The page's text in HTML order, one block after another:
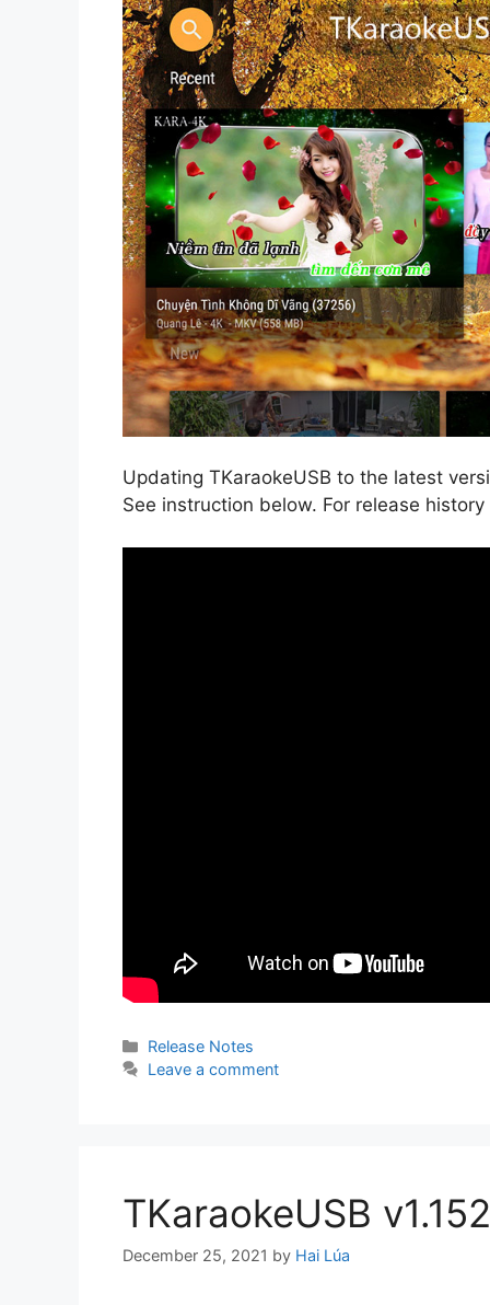
Updating TKaraokeUSB to the latest
See instruction below. For release
Categories
Release Notes
Leave a comment
TKaraokeUSB v1.152
December 25, 2021 by Hai Lúa